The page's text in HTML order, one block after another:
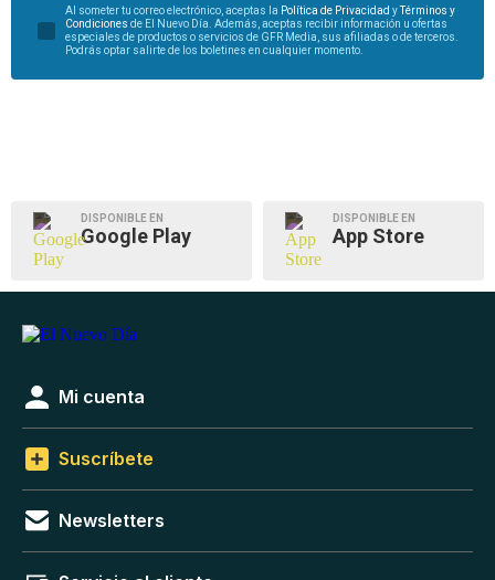
Al someter tu correo electrónico, aceptas la Política de Privacidad yTérminos y
Condiciones de El Nuevo Día. Además, aceptas recibir información u ofertas
especiales de productos o servicios de GFR Media, sus afiliadas o de terceros.
Podrás optar salirte de los boletines en cualquier momento.
DISPONIBLE EN
Google Play
DISPONIBLE EN
App Store
Mi cuenta
Suscríbete
Newsletters